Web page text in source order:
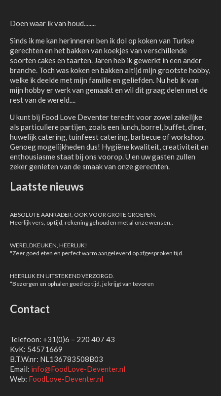
Doen waar ik van houd........
Sinds ik me kan herinneren ben ik dol op koken van Turkse
gerechten en het bakken van koekjes van verschillende
soorten cakes en taarten. Jaren heb ik gewerkt in een ander
branche. Toch was koken en bakken altijd mijn grootste hobby,
welke ik deelde met mijn familie en geliefden. Nu heb ik van
mijn hobby er werk van gemaakt en wil dit graag delen met de
rest van de wereld....
U kunt bij Food Love Deventer terecht voor zowel zakelijke
als particuliere partijen, zoals een lunch, borrel, buffet, diner,
huwelijk catering, tuinfeest catering, barbecue of workshop.
Genoeg mogelijkheden dus! Hygiëne kwaliteit, creativiteit en
enthousiasme staat bij ons voorop. U en uw gasten zullen
zeker genieten van de smaak van onze gerechten.
Laatste nieuws
ABSOLUTE AANRADER, OOK VOOR GROTE GROEPEN.
Heerlijk vers, op tijd, rekening gehouden met al onze wensen..
WERELDKEUKEN, HEERLIJK!
"Zeer goed eten en perfect warm aangeleverd op afgesproken tijd.
HEERLIJK EN UITSTEKEND VERZORGD.
“Bezorgen en ophalen goed op tijd, je krijgt van tevoren
Contact
Telefoon: +31(0)6 – 220 407 43
KvK: 54571669
B.T.W.nr: NL136783508B03
Email: info@FoodLove-Deventer.nl
Web: FoodLove-Deventer.nl